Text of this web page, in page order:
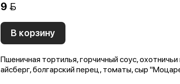
9 
В корзину
Пшеничная тортилья, горчичный соус,
айсберг, болгарский перец, томаты, сыр